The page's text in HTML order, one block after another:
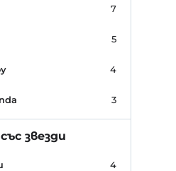
7
5
4
3
звезди
4